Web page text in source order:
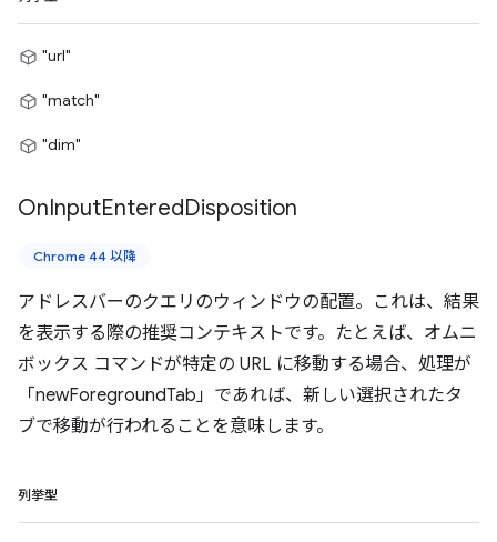
"url"
"match"
"dim"
OnInputEnteredDisposition
Chrome 44 以降
アドレスバーのクエリのウィンドウの配置。これは、結果
を表示する際の推奨コンテキストです。たとえば、オムニ
ボックス コマンドが特定の URL に移動する場合、処理が
「newForegroundTab」であれば、新しい選択されたタ
ブで移動が行われることを意味します。
列挙型